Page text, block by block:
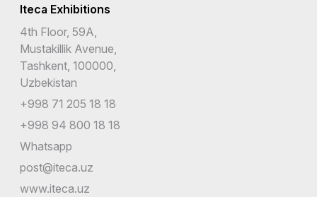
Iteca Exhibitions
4th Floor, 59A,
Mustakillik Avenue,
Tashkent, 100000,
Uzbekistan
+998 71 205 18 18
+998 94 800 18 18
Whatsapp
post@iteca.uz
www.iteca.uz